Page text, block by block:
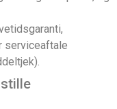
serviceaftale